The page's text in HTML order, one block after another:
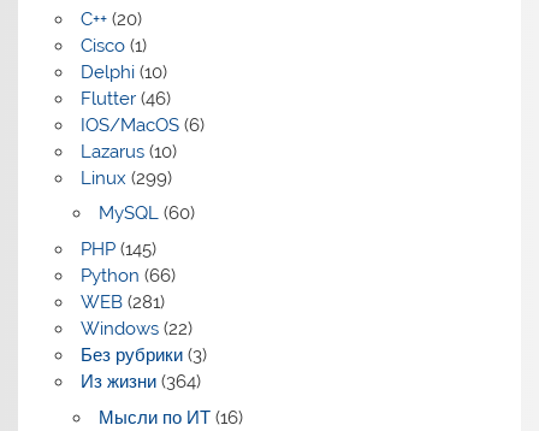
C++(20)
Cisco(1)
Delphi(10)
Flutter(46)
IOS/MacOS(6)
Lazarus(10)
Linux (299)
MySQL(60)
PHP(145)
Python (66)
WEB(281)
Windows(22)
Без рубрики(3)
Из жизни(364)
Мысли по ИТ(16)